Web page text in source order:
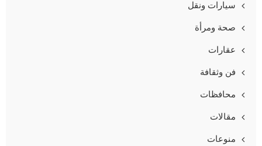
سيارات ونقل
صحة ومرأة
عقارات
فن وثقافة
محافظات
مقالات
منوعات